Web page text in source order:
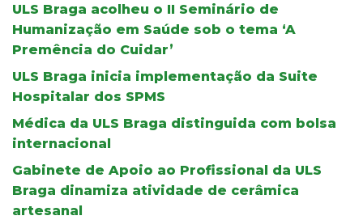
ULS Braga acolheu o II Seminário de
Humanização em Saúde sob o tema ‘A
Premência do Cuidar’
ULS Braga inicia implementação da Suite
Hospitalar dos SPMS
Médica da ULS Braga distinguida com bolsa
internacional
Gabinete de Apoio ao Profissional da ULS
Braga dinamiza atividade de cerâmica
artesanal